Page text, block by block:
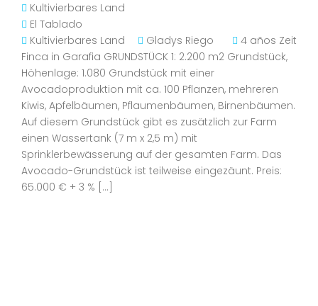
Kultivierbares Land
El Tablado
Kultivierbares Land
Gladys Riego
4 años Zeit
Finca in Garafia GRUNDSTÜCK 1: 2.200 m2 Grundstück,
Höhenlage: 1.080 Grundstück mit einer
Avocadoproduktion mit ca. 100 Pflanzen, mehreren
Kiwis, Apfelbäumen, Pflaumenbäumen, Birnenbäumen.
Auf diesem Grundstück gibt es zusätzlich zur Farm
einen Wassertank (7 m x 2,5 m) mit
Sprinklerbewässerung auf der gesamten Farm. Das
Avocado-Grundstück ist teilweise eingezäunt. Preis:
65.000 € + 3 % […]